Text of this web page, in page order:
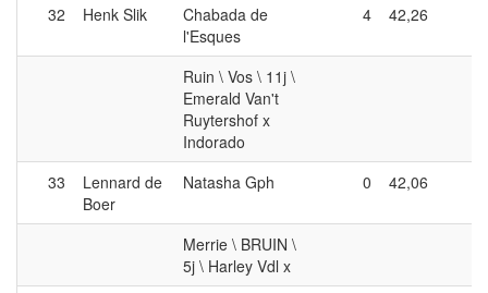
32 Henk Slik
Chabada de
l'Esques
4 42,26
Ruin \ Vos \ 11j \
Emerald Van't
Ruytershof x
Indorado
33
Lennard de
Boer
Natasha Gph 0 42,06
Merrie \ BRUIN \
5j \ Harley Vdl x